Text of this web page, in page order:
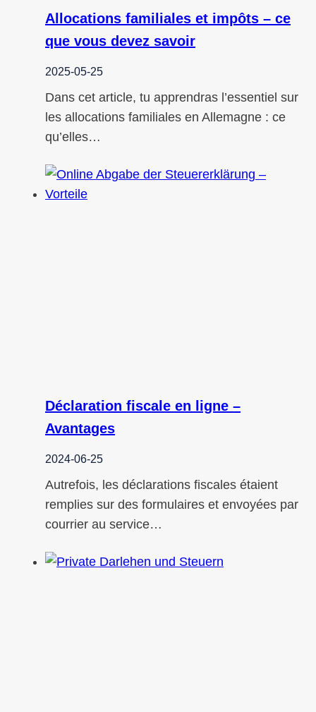
Allocations familiales et impôts – ce
que vous devez savoir
2025-05-25
Dans cet article, tu apprendras l’essentiel sur
les allocations familiales en Allemagne : ce
qu’elles…
Déclaration fiscale en ligne –
Avantages
2024-06-25
Autrefois, les déclarations fiscales étaient
remplies sur des formulaires et envoyées par
courrier au service…